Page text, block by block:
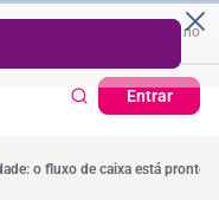
Percentual médio no ano
Entrar
de Crédito |
o fluxo de caixa está pronto